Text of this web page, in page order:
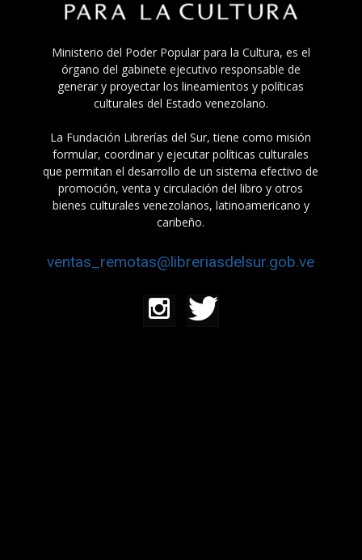
Ministerio del Poder Popular para la Cultura, es el
órgano del gabinete ejecutivo responsable de
generar y proyectar los lineamientos y políticas
culturales del Estado venezolano.
La Fundación Librerías del Sur, tiene como misión
formular, coordinar y ejecutar políticas culturales
que permitan el desarrollo de un sistema efectivo de
promoción, venta y circulación del libro y otros
bienes culturales venezolanos, latinoamericano y
caribeño.
ventas_remotas@libreriasdelsur.gob.ve